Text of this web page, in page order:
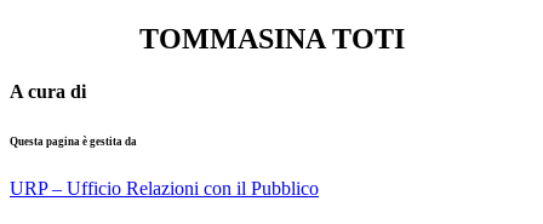
TOMMASINA TOTI
A cura di
Questa pagina è gestita da
URP – Ufficio Relazioni con il Pubblico